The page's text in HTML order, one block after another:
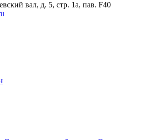
вал, д. 5, стр. 1а, пав. F40